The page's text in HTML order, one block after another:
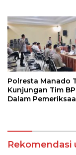
Polresta Manado
Kunjungan Tim
Dalam
Laporan
Rekomendasi